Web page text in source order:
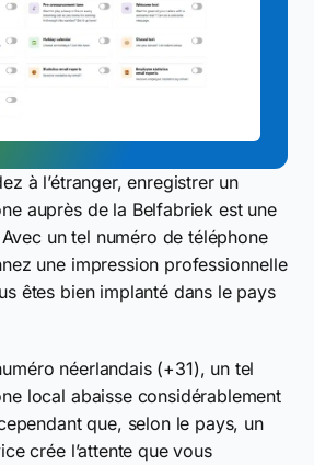
à l’étranger, enregistrer un
auprès de la Belfabriek est une
un tel numéro de téléphone
une impression professionnelle
êtes bien implanté dans le pays
néerlandais (+31), un tel
local abaisse considérablement
que, selon le pays, un
crée l’attente que vous